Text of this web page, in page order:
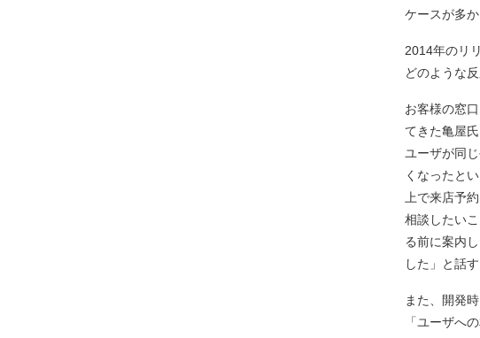
ケースが多
2014年のリ
どのような
お客様の窓
てきた亀屋
ユーザが同
くなったと
上で来店予
相談したい
る前に案内
した」と話す
また、開発
「ユーザへ